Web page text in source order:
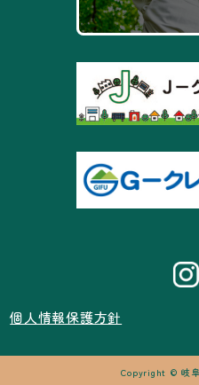
個人情報保護方針
Copyright © 岐